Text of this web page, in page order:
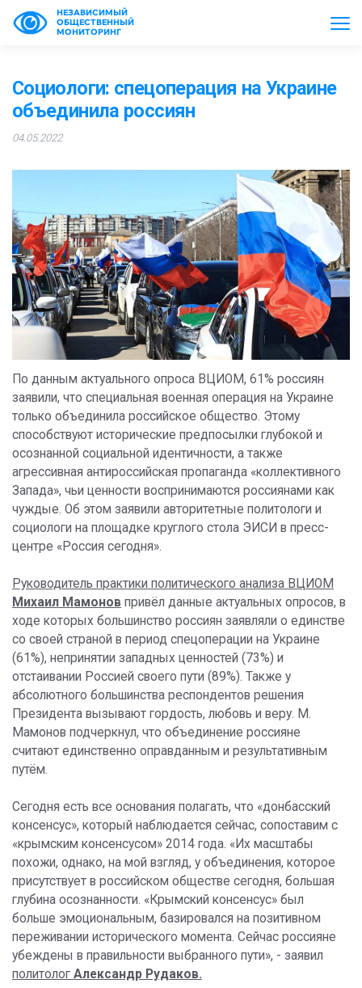
НЕЗАВИСИМЫЙ
ОБЩЕСТВЕННЫЙ
МОНИТОРИНГ
Социологи: спецоперация на Украине
объединила россиян
04.05.2022
По данным актуального опроса ВЦИОМ, 61% россиян
заявили, что специальная военная операция на Украине
только объединила российское общество. Этому
способствуют исторические предпосылки глубокой и
осознанной социальной идентичности, а также
агрессивная антироссийская пропаганда «коллективного
Запада», чьи ценности воспринимаются россиянами как
чуждые. Об этом заявили авторитетные политологи и
социологи на площадке круглого стола ЭИСИ в пресс-
центре «Россия сегодня».
Руководитель практики политического анализа ВЦИОМ
Михаил Мамонов привёл данные актуальных опросов, в
ходе которых большинство россиян заявляли о единстве
со своей страной в период спецоперации на Украине
(61%), непринятии западных ценностей (73%) и
отстаивании Россией своего пути (89%). Также у
абсолютного большинства респондентов решения
Президента вызывают гордость, любовь и веру. М.
Мамонов подчеркнул, что объединение россияне
считают единственно оправданным и результативным
путём.
Сегодня есть все основания полагать, что «донбасский
консенсус», который наблюдается сейчас, сопоставим с
«крымским консенсусом» 2014 года. «Их масштабы
похожи, однако, на мой взгляд, у объединения, которое
присутствует в российском обществе сегодня, большая
глубина осознанности. «Крымский консенсус» был
больше эмоциональным, базировался на позитивном
переживании исторического момента. Сейчас россияне
убеждены в правильности выбранного пути», - заявил
политолог Александр Рудаков.